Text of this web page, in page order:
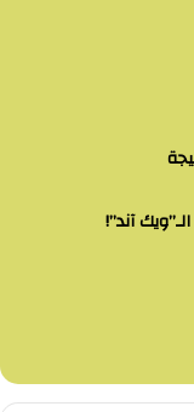
آند”!